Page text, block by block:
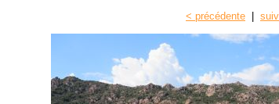
< précédente